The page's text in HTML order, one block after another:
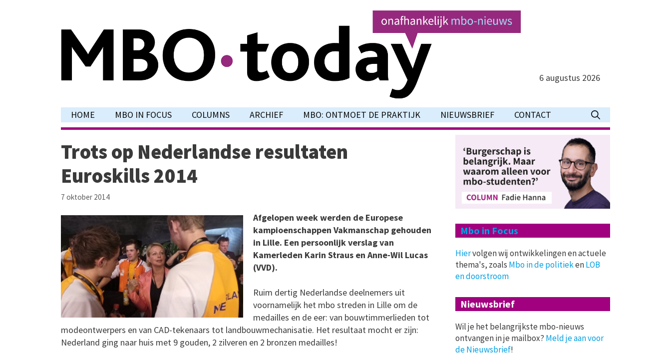
6 augustus 2026
HOME MBO IN FOCUS COLUMNS ARCHIEF MBO: ONTMOET DE PRAKTIJK NIEUWSBRIEF CONTACT
Trots op Nederlandse resultaten
Euroskills 2014
7 oktober 2014
Afgelopen week werden de Europese
kampioenschappen Vakmanschap gehouden
in Lille. Een persoonlijk verslag van
Kamerleden Karin Straus en Anne-Wil Lucas
(VVD).
Ruim dertig Nederlandse deelnemers uit
voornamelijk het mbo streden in Lille om de
medailles en de eer: van bouwtimmerlieden tot
modeontwerpers en van CAD-tekenaars tot landbouwmechanisatie. Het resultaat mocht er zijn:
Nederland ging naar huis met 9 gouden, 2 zilveren en 2 bronzen medailles!
Mbo in Focus
Hiervolgen wij ontwikkelingen en actuele
thema's, zoals Mbo in de politiekenLOB
en doorstroom
Nieuwsbrief
Wil je het belangrijkste mbo-nieuws
ontvangen in je mailbox? Meld je aan voor
de Nieuwsbrief!